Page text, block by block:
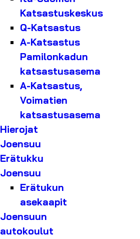
Katsastuskeskus
Q-Katsastus
A-Katsastus
Pamilonkadun
katsastusasema
A-Katsastus,
Voimatien
katsastusasema
Hierojat
Joensuu
Erätukku
Joensuu
Erätukun
asekaapit
Joensuun
autokoulut